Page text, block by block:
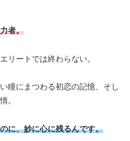
者。
リートでは終わらない。
瞳にまつわる初恋の記憶、そし
。
に、妙に心に残るんです。